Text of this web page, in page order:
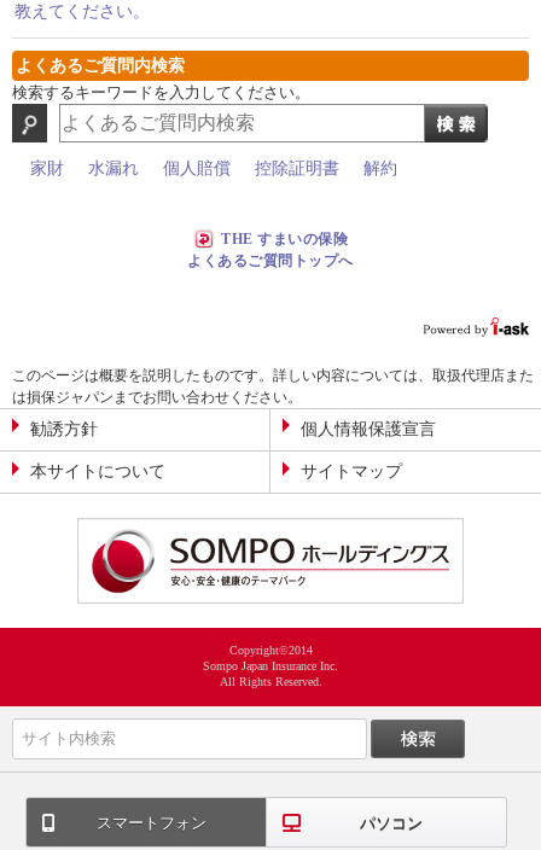
教えてください。
よくあるご質問内検索
検索するキーワードを入力してください。
家財 水漏れ 個人賠償 控除証明書 解約
THE すまいの保険
よくあるご質問トップへ
このページは概要を説明したものです。詳しい内容については、取扱代理店また
は損保ジャパンまでお問い合わせください。
勧誘方針 個人情報保護宣言
本サイトについて サイトマップ
Copyright©2014
Sompo Japan Insurance Inc.
All Rights Reserved.
スマートフォン パソコン